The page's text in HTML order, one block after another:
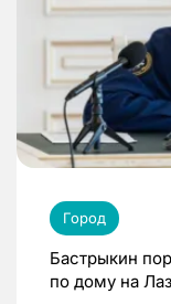
Город
Бастрыкин
по дому на